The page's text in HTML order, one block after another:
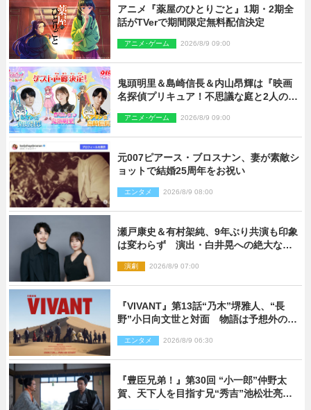
アニメ『薬屋のひとりごと』1期・2期全
話がTVerで期間限定無料配信決定
アニメ･ゲーム 2026/8/9 09:00
鬼頭明里＆島崎信長＆内山昂輝は『映画
名探偵プリキュア！不思議な庭と2人の秘
アニメ･ゲーム 2026/8/9 09:00
元007ピアース・ブロスナン、妻が素敵シ
ョットで結婚25周年をお祝い
エンタメ 2026/8/9 08:00
瀬戸康史＆有村架純、9年ぶり共演も印象
は変わらず 演出・白井晃への絶大なる
演劇 2026/8/9 07:00
『VIVANT』第13話“乃木”堺雅人、“長
野”小日向文世と対面 物語は予想外の展
エンタメ 2026/8/9 06:30
『豊臣兄弟！』第30回 “小一郎”仲野太
賀、天下人を目指す兄“秀吉”池松壮亮